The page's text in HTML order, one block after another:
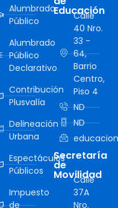
Alumbrado
Público
Alumbrado
Público
Declarativo
Contribución
Plusvalía
Delineación
Urbana
Espectáculos
Públicos
Impuesto
de
Educación
Calle
40 Nro.
33 -
64,
Barrio
Centro,
Piso 4
ND
ND
Secretaría
de
Movilidad
Calle
37A
Nro.